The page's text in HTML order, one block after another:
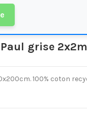
grise 2x2m
100% coton